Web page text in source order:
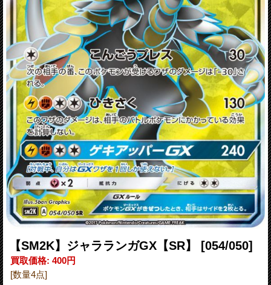
【SM2K】ジャラランガGX【SR】 [054/050]
買取価格: 400円
[数量4点]